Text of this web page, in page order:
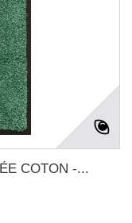
COTON -...